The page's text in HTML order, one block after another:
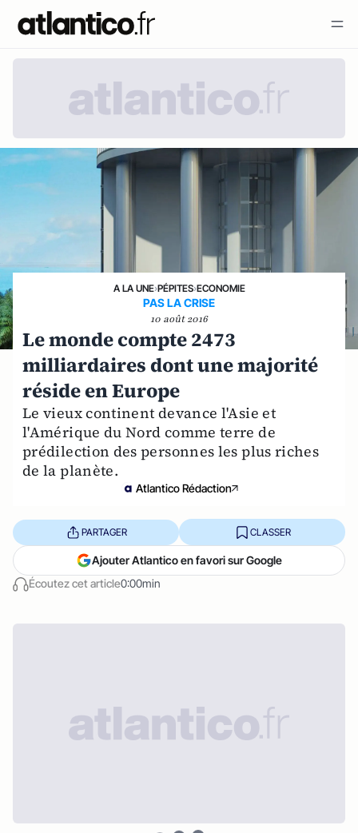
A LA UNE›PÉPITES›ECONOMIE
PAS LA CRISE
10 août 2016
Le monde compte 2473
milliardaires dont une majorité
réside en Europe
Le vieux continent devance l'Asie et
l'Amérique du Nord comme terre de
prédilection des personnes les plus riches
de la planète.
Atlantico Rédaction
Écoutez cet article0:00min
PARTAGER CLASSER
Ajouter Atlantico en favori sur Google